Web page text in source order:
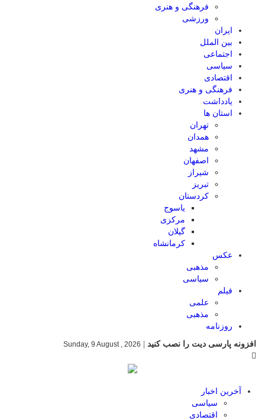
فرهنگی و هنری
ورزشی
ایران
بین الملل
اجتماعی
سیاسی
اقتصادی
فرهنگی و هنری
یادداشت
استان ها
تهران
همدان
مشهد
اصفهان
شیراز
تبریز
کردستان
یاسوج
مرکزی
گیلان
کرمانشاه
عکس
مذهبی
سیاسی
فیلم
علمی
مذهبی
روزنامه
افزونه پارسی دیت را نصب کنید
Sunday, 9 August , 2026
آخرین اخبار
سیاسی
اقتصادی